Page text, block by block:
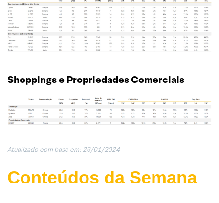
Shoppings e Propriedades Comerciais
Atualizado com base em: 26/01/2024
Conteúdos da Semana